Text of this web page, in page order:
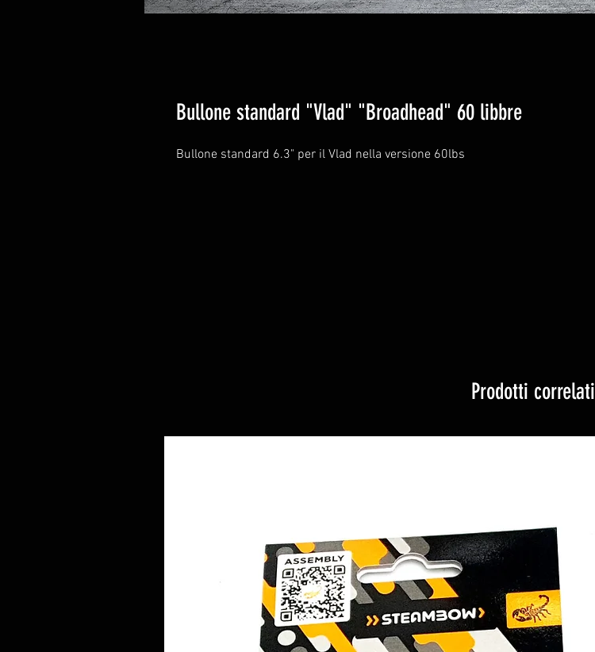
Bullone standard "Vlad" "Broadhead" 60 libbre
Bullone standard 6.3" per il Vlad nella versione 60lbs
Prodotti correlati